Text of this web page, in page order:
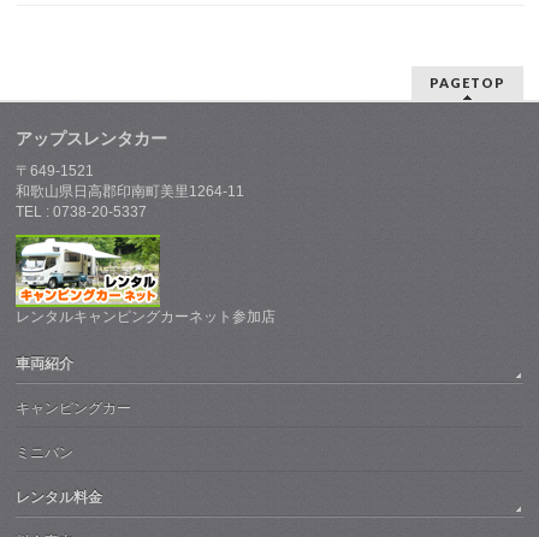
PAGETOP
アップスレンタカー
〒649-1521
和歌山県日高郡印南町美里1264-11
TEL : 0738-20-5337
レンタルキャンピングカーネット参加店
車両紹介
キャンピングカー
ミニバン
レンタル料金